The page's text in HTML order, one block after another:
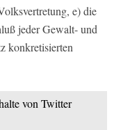
e) die
jeder Gewalt- und
konkretisierten
von Twitter